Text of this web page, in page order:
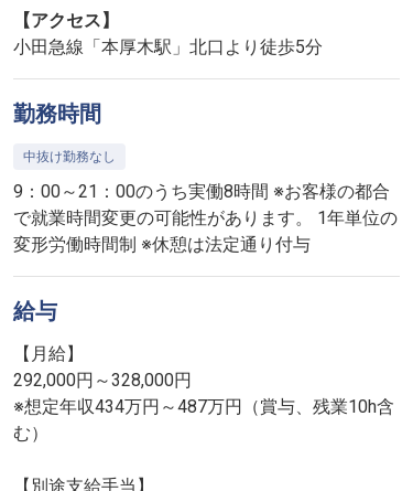
【アクセス】
小田急線「本厚木駅」北口より徒歩5分
勤務時間
中抜け勤務なし
9：00～21：00のうち実働8時間 ※お客様の都合
で就業時間変更の可能性があります。 1年単位の
変形労働時間制 ※休憩は法定通り付与
給与
【月給】
292,000円～328,000円
※想定年収434万円～487万円（賞与、残業10h含
む）
【別途支給手当】